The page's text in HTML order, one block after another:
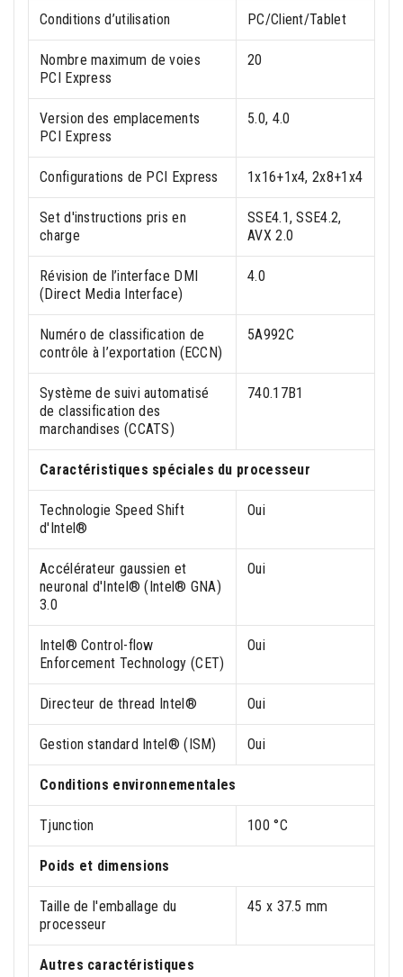
Conditions d’utilisation PC/Client/Tablet
Nombre maximum de voies
PCI Express
20
Version des emplacements
PCI Express
5.0, 4.0
Configurations de PCI Express 1x16+1x4, 2x8+1x4
Set d'instructions pris en
charge
SSE4.1, SSE4.2,
AVX 2.0
Révision de l’interface DMI
(Direct Media Interface)
4.0
Numéro de classification de
contrôle à l’exportation (ECCN)
5A992C
Système de suivi automatisé
de classification des
marchandises (CCATS)
740.17B1
Caractéristiques spéciales du processeur
Technologie Speed Shift
d'Intel®
Oui
Accélérateur gaussien et
neuronal d'Intel® (Intel® GNA)
3.0
Oui
Intel® Control-flow
Enforcement Technology (CET)
Oui
Directeur de thread Intel® Oui
Gestion standard Intel® (ISM) Oui
Conditions environnementales
Tjunction 100 °C
Poids et dimensions
Taille de l'emballage du
processeur
45 x 37.5 mm
Autres caractéristiques